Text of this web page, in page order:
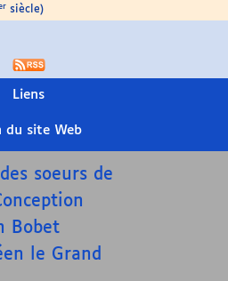
siècle)
Liens
du site Web
soeurs de
Bobet
le Grand